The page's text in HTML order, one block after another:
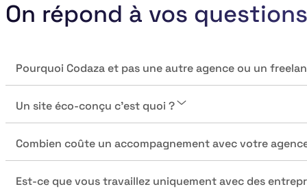
On répond à vos questions
Pourquoi Codaza et pas une autre agence ou un
Un site éco-conçu c’est quoi ?
Combien coûte un accompagnement avec votre
Est-ce que vous travaillez uniquement avec des